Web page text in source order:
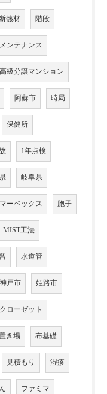
断熱材 階段
メンテナンス
高級分譲マンション
阿蘇市 時局
保健所
1年点検
岐阜県
マーベックス 胞子
MIST工法
水道管
神戸市 姫路市
クローゼット
き場 布基礎
見積もり 湿疹
ファミマ